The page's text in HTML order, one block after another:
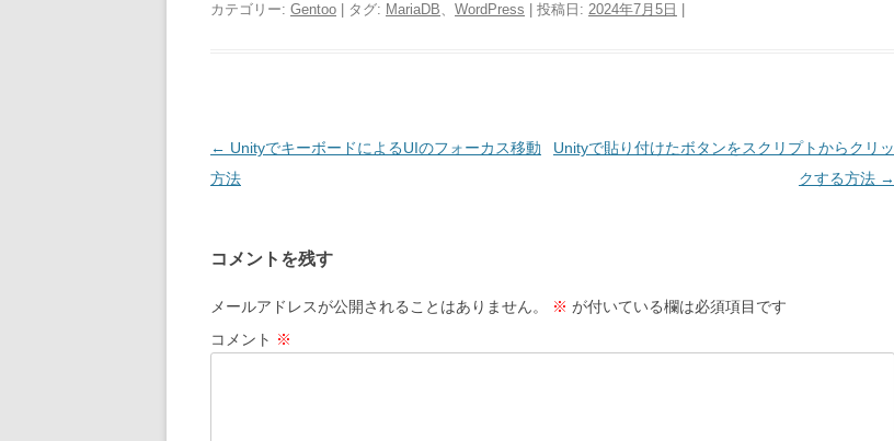
カテゴリー: Gentoo | タグ: MariaDB、 WordPress | 投稿日: 2024年7月5日
投
稿
ゲ
ー
シ
← UnityでキーボードによるUIのフォーカス移動
方法
Unityで貼り付けたボタンをスクリプトからクリッ
クする方法 →
コメントを残す
メールアドレスが公開されることはありません。 ※ が付いている欄は必須項目です
コメント ※